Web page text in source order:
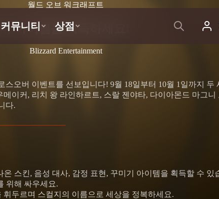
월드 오브 워크래프트
아이템을 획득하세요!
Blizzard Entertainment
오버 이벤트를 선보입니다! 9월 18일부터 10월 1일까지 두
이커, 리치 왕 라인하르트, 스랄 젠야타, 다이아몬드 마그
다.
스킨, 음성 대사, 감정 표현, 꾸미기 아이템을 획득할 수 있
위해 싸우세요.
두르며 스컬지의 이름으로 세상을 정복하세요.